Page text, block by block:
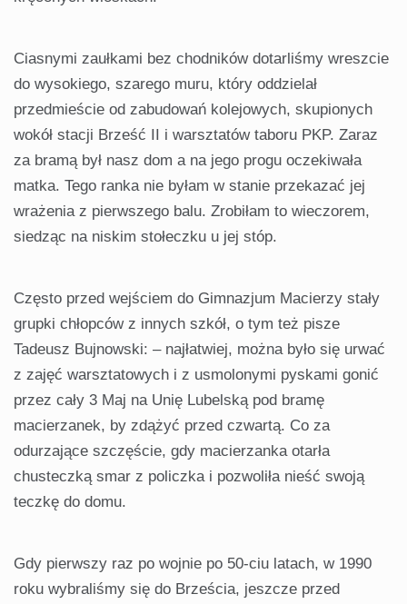
Ciasnymi zaułkami bez chodników dotarliśmy wreszcie
do wysokiego, szarego muru, który oddzielał
przedmieście od zabudowań kolejowych, skupionych
wokół stacji Brześć II i warsztatów taboru PKP. Zaraz
za bramą był nasz dom a na jego progu oczekiwała
matka. Tego ranka nie byłam w stanie przekazać jej
wrażenia z pierwszego balu. Zrobiłam to wieczorem,
siedząc na niskim stołeczku u jej stóp.
Często przed wejściem do Gimnazjum Macierzy stały
grupki chłopców z innych szkół, o tym też pisze
Tadeusz Bujnowski: – najłatwiej, można było się urwać
z zajęć warsztatowych i z usmolonymi pyskami gonić
przez cały 3 Maj na Unię Lubelską pod bramę
macierzanek, by zdążyć przed czwartą. Co za
odurzające szczęście, gdy macierzanka otarła
chusteczką smar z policzka i pozwoliła nieść swoją
teczkę do domu.
Gdy pierwszy raz po wojnie po 50-ciu latach, w 1990
roku wybraliśmy się do Brześcia, jeszcze przed